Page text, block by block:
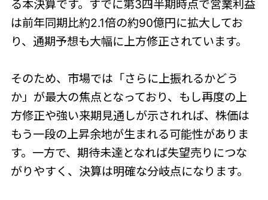
る本決算です。すでに第3四半期時点で営業利益
は前年同期比約2.1倍の約90億円に拡大してお
り、通期予想も大幅に上方修正されています。
そのため、市場では「さらに上振れるかどう
か」が最大の焦点となっており、もし再度の上
方修正や強い来期見通しが示されれば、株価は
もう一段の上昇余地が生まれる可能性がありま
す。一方で、期待未達となれば失望売りにつな
がりやすく、決算は明確な分岐点になります。